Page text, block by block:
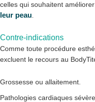
celles qui souhaitent
leur peau
Contre-indications
Comme toute procédure
excluent le recours au
Grossesse ou allaitement.
Pathologies cardiaques